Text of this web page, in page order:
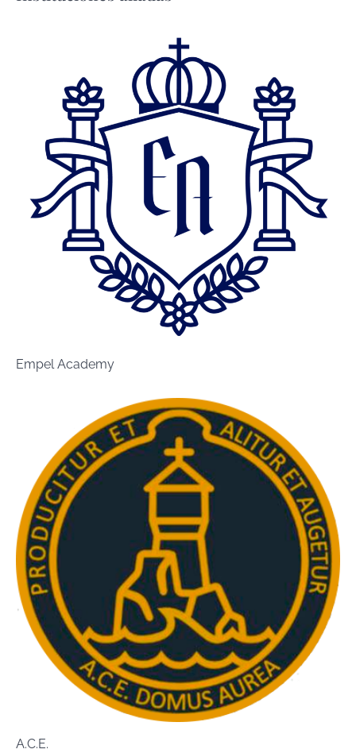
Empel Academy
A.C.E.